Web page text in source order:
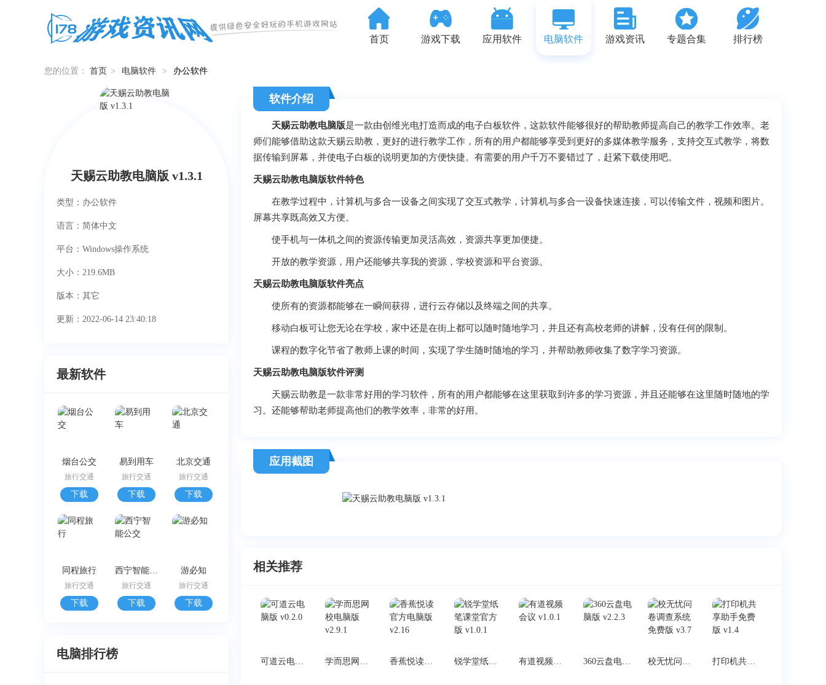
首页 游戏下载 应用软件 电脑软件 游戏资讯 专题合集 排行榜
您的位置： 首页 > 电脑软件 > 办公软件
类型：办公软件
语言：简体中文
平台：Windows操作系统
大小：219.6MB
版本：其它
更新：2022-06-14 23:40:18
最新软件
烟台公交
旅行交通
下载
易到用车
旅行交通
下载
北京交通
旅行交通
下载
同程旅行
旅行交通
下载
西宁智能公交
旅行交通
下载
游必知
旅行交通
下载
电脑排行榜
软件介绍
天赐云助教电脑版 v1.3.1
天赐云助教电脑版是一款由创维光电打造而成的电子白板软件，这款软件能够很好的帮助教师提高自己的教学工作效率。老
师们能够借助这款天赐云助教，更好的进行教学工作，所有的用户都能够享受到更好的多媒体教学服务，支持交互式教学，将数
据传输到屏幕，并使电子白板的说明更加的方便快捷。有需要的用户千万不要错过了，赶紧下载使用吧。
天赐云助教电脑版软件特色
在教学过程中，计算机与多合一设备之间实现了交互式教学，计算机与多合一设备快速连接，可以传输文件，视频和图片。
屏幕共享既高效又方便。
使手机与一体机之间的资源传输更加灵活高效，资源共享更加便捷。
开放的教学资源，用户还能够共享我的资源，学校资源和平台资源。
天赐云助教电脑版软件亮点
使所有的资源都能够在一瞬间获得，进行云存储以及终端之间的共享。
移动白板可让您无论在学校，家中还是在街上都可以随时随地学习，并且还有高校老师的讲解，没有任何的限制。
课程的数字化节省了教师上课的时间，实现了学生随时随地的学习，并帮助教师收集了数字学习资源。
天赐云助教电脑版软件评测
天赐云助教是一款非常好用的学习软件，所有的用户都能够在这里获取到许多的学习资源，并且还能够在这里随时随地的学
习。还能够帮助老师提高他们的教学效率，非常的好用。
应用截图
相关推荐
可道云电脑版 v0.2.0 学而思网校电脑版 v2.9.1 香蕉悦读官方电脑版 v2.16 锐学堂纸笔课堂官方版 v1.0.1 有道视频会议 v1.0.1 360云盘电脑版 v2.2.3 校无忧问卷调查系统免费版 v3.7 打印机共享助手免费版 v1.4